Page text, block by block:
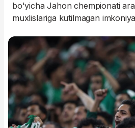
bo'yicha Jahon chempionati
muxlislariga kutilmagan